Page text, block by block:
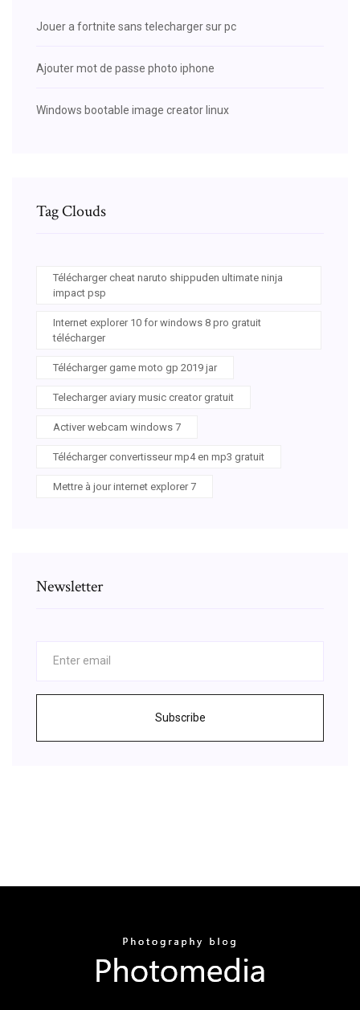
Jouer a fortnite sans telecharger sur pc
Ajouter mot de passe photo iphone
Windows bootable image creator linux
Tag Clouds
Télécharger cheat naruto shippuden ultimate ninja
impact psp
Internet explorer 10 for windows 8 pro gratuit
télécharger
Télécharger game moto gp 2019 jar
Telecharger aviary music creator gratuit
Activer webcam windows 7
Télécharger convertisseur mp4 en mp3 gratuit
Mettre à jour internet explorer 7
Newsletter
Subscribe